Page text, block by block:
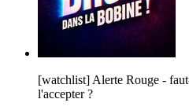
[watchlist] Alerte Rouge -
l'accepter ?